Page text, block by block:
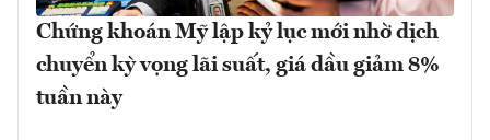
Chứng khoán Mỹ lập kỷ lục mới nhờ dịch
chuyển kỳ vọng lãi suất, giá dầu giảm 8%
tuần này